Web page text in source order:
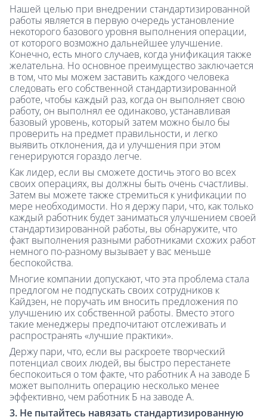
Нашей целью при внедрении стандартизированной
работы является в первую очередь установление
некоторого базового уровня выполнения операции,
от которого возможно дальнейшее улучшение.
Конечно, есть много случаев, когда унификация также
желательна. Но основное преимущество заключается
в том, что мы можем заставить каждого человека
следовать его собственной стандартизированной
работе, чтобы каждый раз, когда он выполняет свою
работу, он выполнял ее одинаково, устанавливая
базовый уровень, который затем можно было бы
проверить на предмет правильности, и легко
выявить отклонения, да и улучшения при этом
генерируются гораздо легче.
Как лидер, если вы сможете достичь этого во всех
своих операциях, вы должны быть очень счастливы.
Затем вы можете также стремиться к унификации по
мере необходимости. Но я держу пари, что, как только
каждый работник будет заниматься улучшением своей
стандартизированной работы, вы обнаружите, что
факт выполнения разными работниками схожих работ
немного по-разному вызывает у вас меньше
беспокойства.
Многие компании допускают, что эта проблема стала
предлогом не подпускать своих сотрудников к
Кайдзен, не поручать им вносить предложения по
улучшению их собственной работы. Вместо этого
такие менеджеры предпочитают отслеживать и
распространять «лучшие практики».
Держу пари, что, если вы раскроете творческий
потенциал своих людей, вы быстро перестанете
беспокоиться о том факте, что работник А на заводе Б
может выполнить операцию несколько менее
эффективно, чем работник Б на заводе А.
3. Не пытайтесь навязать стандартизированную